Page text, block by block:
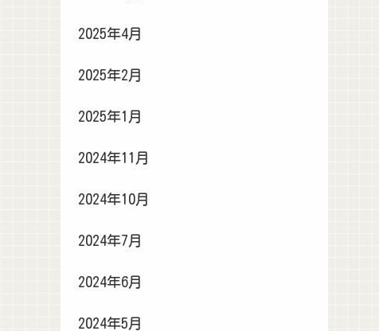
2025年4月
2025年2月
2025年1月
2024年11月
2024年10月
2024年7月
2024年6月
2024年5月